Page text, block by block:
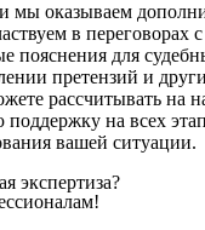
мы оказываем
в переговорах
пояснения для
претензий и
рассчитывать на
на всех
вашей ситуации.
экспертиза?